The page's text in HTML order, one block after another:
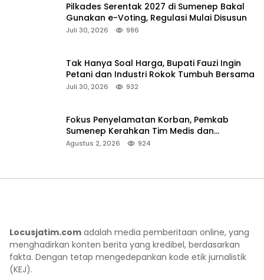
Pilkades Serentak 2027 di Sumenep Bakal
Gunakan e-Voting, Regulasi Mulai Disusun
Juli 30, 2026 986
Tak Hanya Soal Harga, Bupati Fauzi Ingin
Petani dan Industri Rokok Tumbuh Bersama
Juli 30, 2026 932
Fokus Penyelamatan Korban, Pemkab
Sumenep Kerahkan Tim Medis dan
Ambulans ke Pelabuhan Kalianget
Agustus 2, 2026 924
Locusjatim.com adalah media pemberitaan online, yang
menghadirkan konten berita yang kredibel, berdasarkan
fakta. Dengan tetap mengedepankan kode etik jurnalistik
(KEJ).